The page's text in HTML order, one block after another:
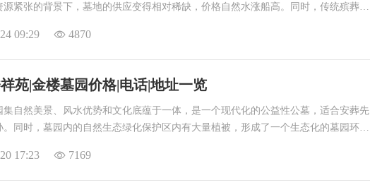
紧张的背景下，墓地的供应变得相对稀缺，价格自然水涨船高。同时，传统殡葬文
09:29 4870
苑|金楼墓园价格|电话|地址一览
集自然美景、风水优势和文化底蕴于一体，是一个现代化的公益性公墓，适合安葬先
。同时，墓园内的自然生态绿化保护区内有大量植被，形成了一个生态化的墓园环
17:23 7169